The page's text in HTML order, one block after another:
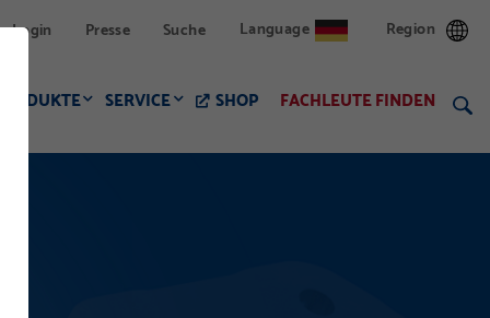
Login Presse Suche Language Region
SERVICE SHOP FACHLEUTE FINDEN